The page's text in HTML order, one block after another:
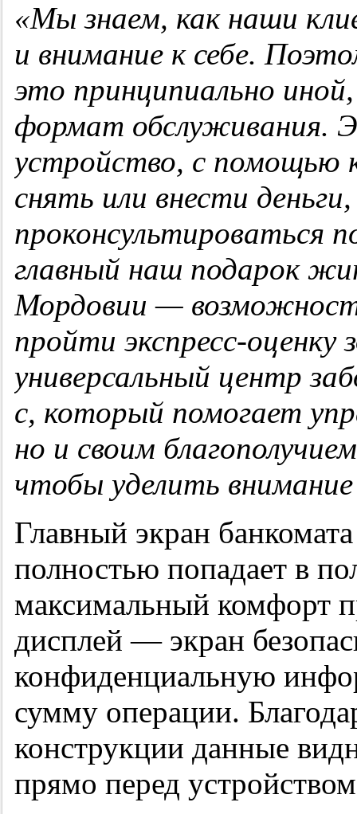
«Мы знаем, как наши
и внимание к себе.
это принципиально
формат обслуживания.
устройcтво, с помощью
снять или внести
проконсультироваться
главный наш подарок
Мордовии —
пройти экспресс-оценку
универсальный центр
с, который помогает
но и своим
чтобы уделить
Главный экран
полностью попадает в
максимальный комфорт
дисплей — экран
конфиденциальную
сумму операции.
конструкции данные
прямо перед